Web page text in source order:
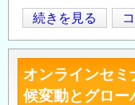
(公
社)
発
明
協
続きを見る
オンラインセ
候変動とグロー